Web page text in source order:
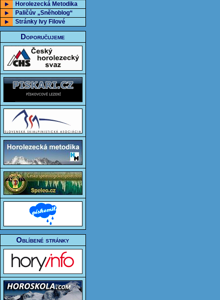
Horolezecká Metodika
Paličův „Sněhoblog“
Stránky Ivy Filové
Doporučujeme
Oblíbené stránky